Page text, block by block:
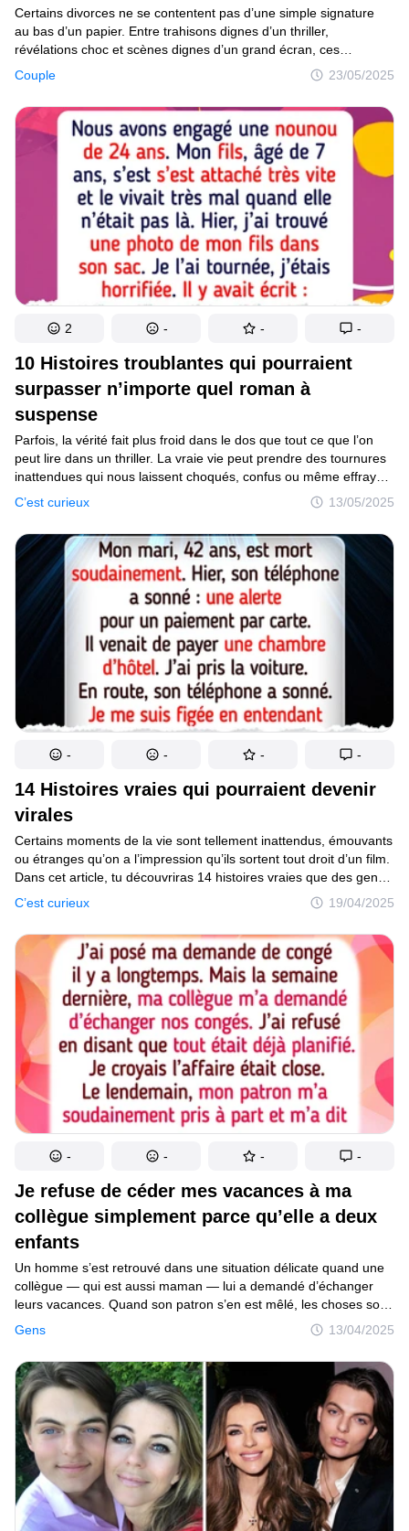
Couple 23/05/2025
Certains divorces ne se contentent pas d’une simple signature
au bas d’un papier. Entre trahisons dignes d’un thriller,
révélations choc et scènes dignes d’un grand écran, ces
séparations ont marqué les esprits. Voici 16 histoires de divorce
tellement incroyables qu’on peine à croire qu’elles sont réelles.
10 Histoires troublantes qui pourraient
surpasser n’importe quel roman à
suspense
C’est curieux 13/05/2025
Parfois, la vérité fait plus froid dans le dos que tout ce que l’on
peut lire dans un thriller. La vraie vie peut prendre des tournures
inattendues qui nous laissent choqués, confus ou même effrayés.
Dans ce recueil, tu trouveras des récits courts mais puissants
de personnes ordinaires qui ont vécu des moments qui
ressemblaient à des scènes d’un drame tendu. Ces histoires
ne parlent pas de fantômes ou de fantasmes, mais d’événements
étranges et troublants qui peuvent arriver à n’importe qui.
2 - - -
14 Histoires vraies qui pourraient devenir
virales
C’est curieux 19/04/2025
Certains moments de la vie sont tellement inattendus, émouvants
ou étranges qu’on a l’impression qu’ils sortent tout droit d’un film.
Dans cet article, tu découvriras 14 histoires vraies que des gens
ont partagées — des histoires courtes, percutantes
et inoubliables. Entre rebondissements surprenants et instants
qui te font réfléchir, chacune d’elles pourrait bien te donner envie
d’en lire encore plus.
- - - -
Je refuse de céder mes vacances à ma
collègue simplement parce qu’elle a deux
enfants
Gens 13/04/2025
Un homme s’est retrouvé dans une situation délicate quand une
collègue — qui est aussi maman — lui a demandé d’échanger
leurs vacances. Quand son patron s’en est mêlé, les choses sont
devenues encore plus compliquées. A-t-il eu tort de dire non ?
- - - -